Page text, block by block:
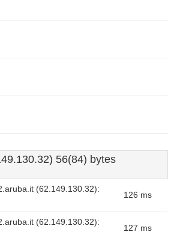
56(84) bytes
(62.149.130.32):
126 ms
(62.149.130.32):
127 ms